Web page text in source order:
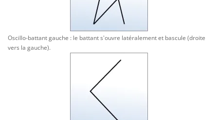
Oscillo-battant gauche : le battant s'ouvre latéralement et bascule (droite
vers la gauche).